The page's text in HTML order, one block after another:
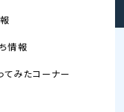
情報
てみたコーナー